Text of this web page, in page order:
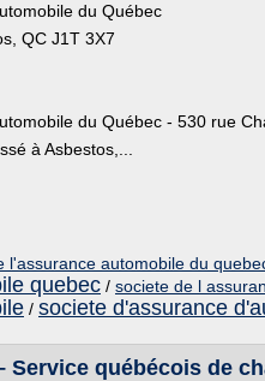
du Québec
QC J1T 3X7
du Québec - 530 rue
à Asbestos,...
l'assurance automobile du
quebec / societe de l
/ societe d'assurance
Service québécois de